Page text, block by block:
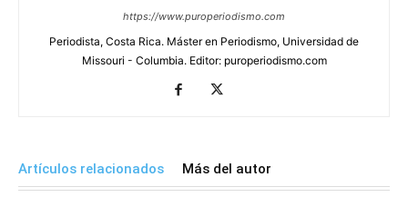
https://www.puroperiodismo.com
Periodista, Costa Rica. Máster en Periodismo, Universidad de
Missouri - Columbia. Editor: puroperiodismo.com
Artículos relacionados Más del autor